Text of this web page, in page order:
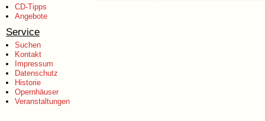
CD-Tipps
Angebote
Service
Suchen
Kontakt
Impressum
Datenschutz
Historie
Opernhäuser
Veranstaltungen